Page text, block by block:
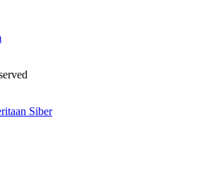
Siber